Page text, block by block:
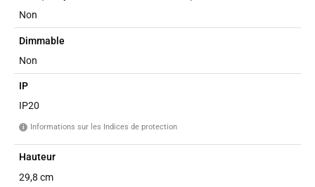
Non
Dimmable
Non
IP
IP20
i Informations sur les Indices de protection
Hauteur
29,8 cm